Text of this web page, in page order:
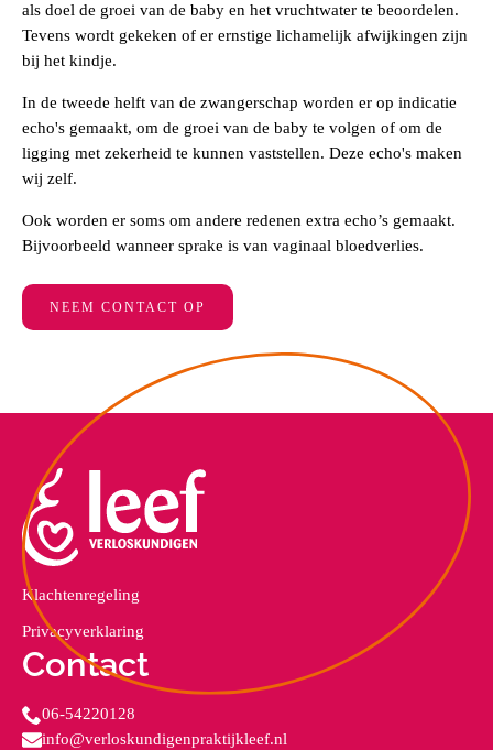
als doel de groei van de baby en het vruchtwater te beoordelen.
Tevens wordt gekeken of er ernstige lichamelijk afwijkingen zijn
bij het kindje.
In de tweede helft van de zwangerschap worden er op indicatie
echo's gemaakt, om de groei van de baby te volgen of om de
ligging met zekerheid te kunnen vaststellen. Deze echo's maken
wij zelf.
Ook worden er soms om andere redenen extra echo’s gemaakt.
Bijvoorbeeld wanneer sprake is van vaginaal bloedverlies.
NEEM CONTACT OP
Klachtenregeling
Privacyverklaring
Contact
06-54220128
info@verloskundigenpraktijkleef.nl